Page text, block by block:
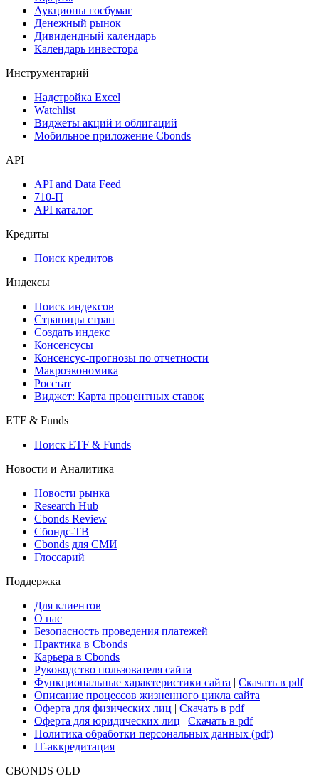
Календарь событий
Дефолты
Размещения
Оферты
Аукционы госбумаг
Денежный рынок
Календарь инвестора
Инструментарий
Надстройка Excel
Мобильное приложение Cbonds
API
API and Data Feed
API каталог
Кредиты
Поиск кредитов
Индексы
Поиск индексов
Страницы стран
Создать индекс
Консенсусы
Консенсус-прогнозы по отчетности
Макроэкономика
Виджет: Карта процентных ставок
ETF & Funds
Поиск ETF & Funds
Новости и Аналитика
Новости рынка
Research Hub
Cbonds Review
Сбондс-ТВ
Глоссарий
Поддержка
Для клиентов
О нас
Безопасность проведения платежей
Практика в Cbonds
Карьера в Cbonds
Руководство пользователя сайта
Функциональные характеристики сайта|Скачать в pdf
Описание процессов жизненного цикла сайта
Оферта для физических лиц
Оферта для юридических лиц